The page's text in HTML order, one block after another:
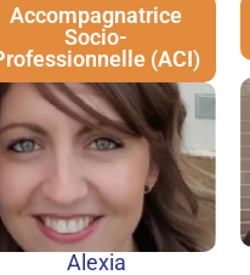
Accompagnatrice
Socio-
(ACI)
Alexia